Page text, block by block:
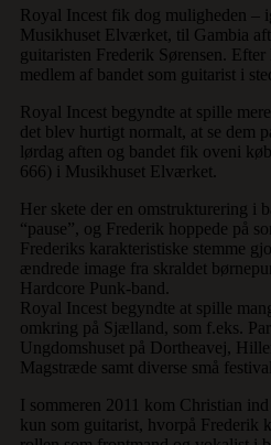
Royal Incest fik dog muligheden –
Musikhuset Elværket, til Gambia
guitaristen Frederik Sørensen.
medlem af bandet som guitarist i
Royal Incest begyndte at spille
det blev hurtigt normalt, at se dem
lørdag aften og bandet fik oveni
666) i Musikhuset Elværket.
Her skete der en omstrukturering i
“pause”, og Frederik hoppede på
Frederiks karakteristiske stemme
ændrede image fra skraldet
Hardcore Punk-band.
Royal Incest begyndte at spille
omkring på Sjælland, som f.eks.
Ungdomshuset på Dortheavej,
Magstræde samt diverse små
I sommeren 2011 kom Christian
kun som guitarist, hvorpå Frederik